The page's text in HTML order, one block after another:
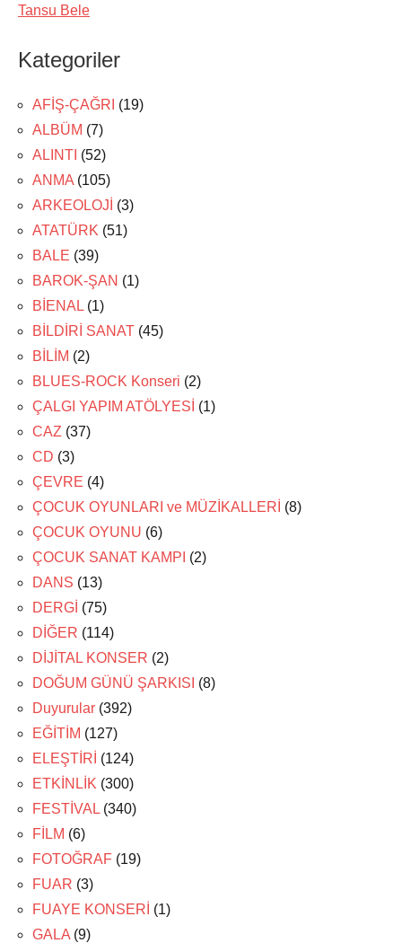
Tansu Bele
Kategoriler
AFİŞ-ÇAĞRI (19)
ALBÜM (7)
ALINTI (52)
ANMA (105)
ARKEOLOJİ (3)
ATATÜRK (51)
BALE (39)
BAROK-ŞAN (1)
BİENAL (1)
BİLDİRİ SANAT (45)
BİLİM (2)
BLUES-ROCK Konseri (2)
ÇALGI YAPIM ATÖLYESİ (1)
CAZ (37)
CD (3)
ÇEVRE (4)
ÇOCUK OYUNLARI ve MÜZİKALLERİ (8)
ÇOCUK OYUNU (6)
ÇOCUK SANAT KAMPI (2)
DANS (13)
DERGİ (75)
DİĞER (114)
DİJİTAL KONSER (2)
DOĞUM GÜNÜ ŞARKISI (8)
Duyurular (392)
EĞİTİM (127)
ELEŞTİRİ (124)
ETKİNLİK (300)
FESTİVAL (340)
FİLM (6)
FOTOĞRAF (19)
FUAR (3)
FUAYE KONSERİ (1)
GALA (9)